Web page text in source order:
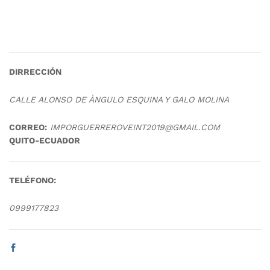
DIRRECCIÓN
CALLE ALONSO DE ÀNGULO ESQUINA Y GALO MOLINA
CORREO: IMPORGUERREROVEINT2019@GMAIL.COM
QUITO-ECUADOR
TELÉFONO:
0999177823